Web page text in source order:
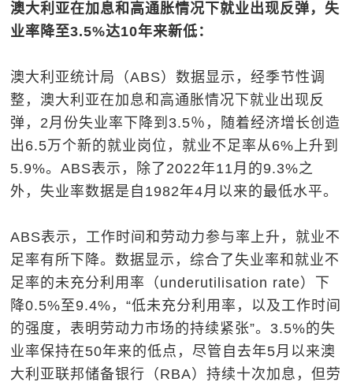
澳大利亚在加息和高通胀情况下就业出现反弹，失
业率降至3.5%达10年来新低 ：
澳大利亚统计局（ABS）数据显示，经季节性调
整，澳大利亚在加息和高通胀情况下就业出现反
弹，2月份失业率下降到3.5％，随着经济增长创造
出6.5万个新的就业岗位，就业不足率从6%上升到
5.9%。ABS表示，除了2022年11月的9.3%之
外，失业率数据是自1982年4月以来的最低水平。
ABS表示，工作时间和劳动力参与率上升，就业不
足率有所下降。数据显示，综合了失业率和就业不
足率的未充分利用率（underutilisation rate）下
降0.5%至9.4%，“低未充分利用率，以及工作时间
的强度，表明劳动力市场的持续紧张”。3.5%的失
业率保持在50年来的低点，尽管自去年5月以来澳
大利亚联邦储备银行（RBA）持续十次加息，但劳